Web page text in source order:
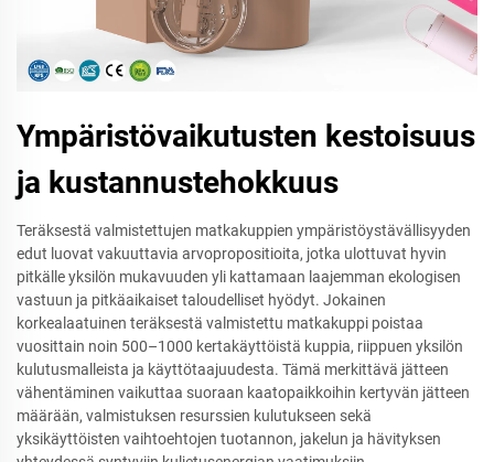
Ympäristövaikutusten kestoisuus
ja kustannustehokkuus
Teräksestä valmistettujen matkakuppien ympäristöystävällisyyden
edut luovat vakuuttavia arvopropositioita, jotka ulottuvat hyvin
pitkälle yksilön mukavuuden yli kattamaan laajemman ekologisen
vastuun ja pitkäaikaiset taloudelliset hyödyt. Jokainen
korkealaatuinen teräksestä valmistettu matkakuppi poistaa
vuosittain noin 500–1000 kertakäyttöistä kuppia, riippuen yksilön
kulutusmalleista ja käyttötaajuudesta. Tämä merkittävä jätteen
vähentäminen vaikuttaa suoraan kaatopaikkoihin kertyvän jätteen
määrään, valmistuksen resurssien kulutukseen sekä
yksikäyttöisten vaihtoehtojen tuotannon, jakelun ja hävityksen